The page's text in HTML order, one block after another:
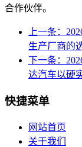
合作伙伴。
上一条：
生产厂商的
下一条：
达汽车以硬
快捷菜单
网站首页
关于我们